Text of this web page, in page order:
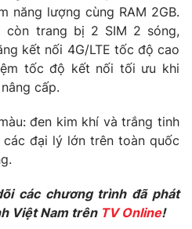
năng lượng cùng RAM 2GB.
còn trang bị 2 SIM 2 sóng,
kết nối 4G/LTE tốc độ cao
tốc độ kết nối tối ưu khi
cấp.
đen kim khí và trắng tinh
đại lý lớn trên toàn quốc
các chương trình đã phát
Việt Nam trên TV Online!